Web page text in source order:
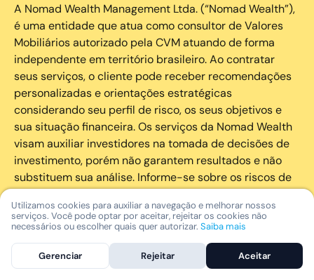
A Nomad Wealth Management Ltda. (“Nomad Wealth”),
é uma entidade que atua como consultor de Valores
Mobiliários autorizado pela CVM atuando de forma
independente em território brasileiro. Ao contratar
seus serviços, o cliente pode receber recomendações
personalizadas e orientações estratégicas
considerando seu perfil de risco, os seus objetivos e
sua situação financeira. Os serviços da Nomad Wealth
visam auxiliar investidores na tomada de decisões de
investimento, porém não garantem resultados e não
substituem sua análise. Informe-se sobre os riscos de
cada investimento e invista com responsabilidade.
As marcas registradas, logotipos e marcas de serviço
que aparecem nos Serviços, incluindo, mas não se
limitando à marca registrada “Nomad” são marcas
Utilizamos cookies para auxiliar a navegação e melhorar nossos
serviços. Você pode optar por aceitar, rejeitar os cookies não
necessários ou escolher quais quer autorizar. Saiba mais
Gerenciar Rejeitar Aceitar